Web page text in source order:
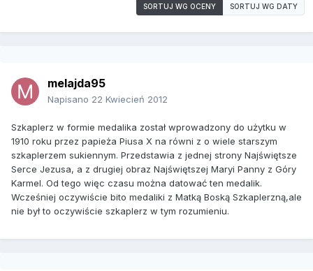
SORTUJ WG OCENY SORTUJ WG DATY
melajda95
Napisano 22 Kwiecień 2012
Szkaplerz w formie medalika został wprowadzony do użytku w
1910 roku przez papieża Piusa X na równi z o wiele starszym
szkaplerzem sukiennym. Przedstawia z jednej strony Najświętsze
Serce Jezusa, a z drugiej obraz Najświętszej Maryi Panny z Góry
Karmel. Od tego więc czasu można datować ten medalik.
Wcześniej oczywiście bito medaliki z Matką Boską Szkaplerzną,ale
nie był to oczywiście szkaplerz w tym rozumieniu.